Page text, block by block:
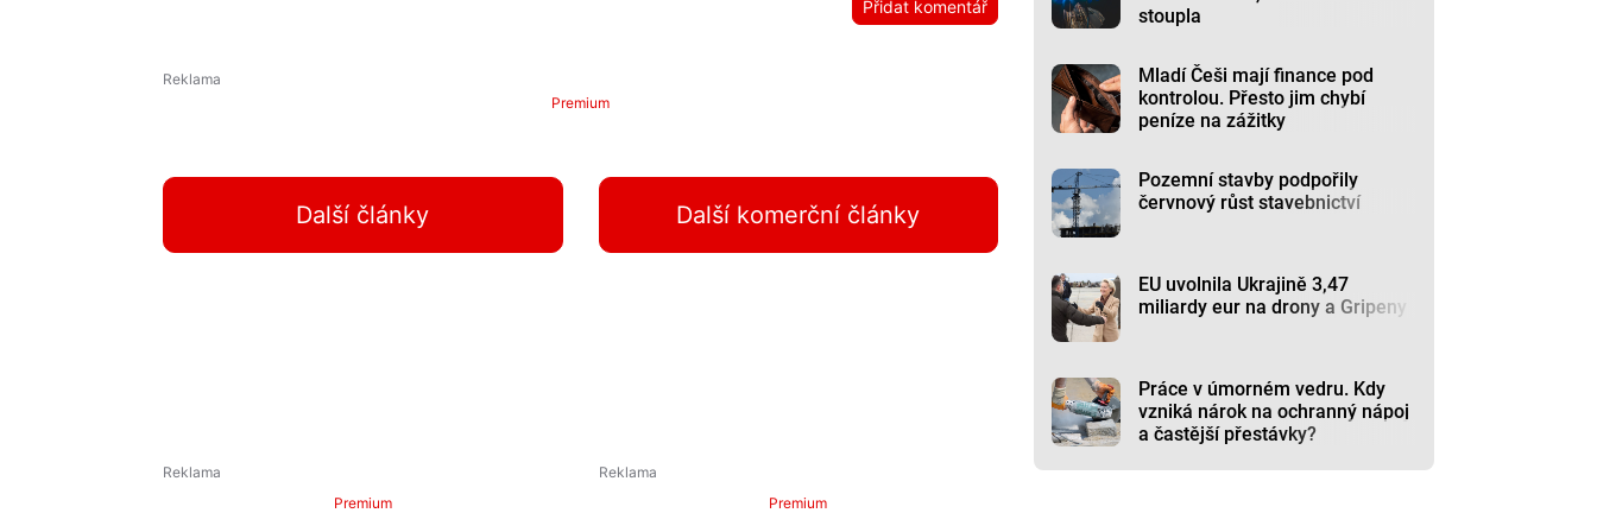
Přidat komentář
Premium
Další články Další komerční články
stoupla
Mladí Češi mají finance pod
kontrolou. Přesto jim chybí
peníze na zážitky
Pozemní stavby podpořily
červnový růst stavebnictví
EU uvolnila Ukrajině 3,47
miliardy eur na drony a Gripeny
Práce v úmorném vedru. Kdy
vzniká nárok na ochranný nápoj
a častější přestávky?
Premium Premium